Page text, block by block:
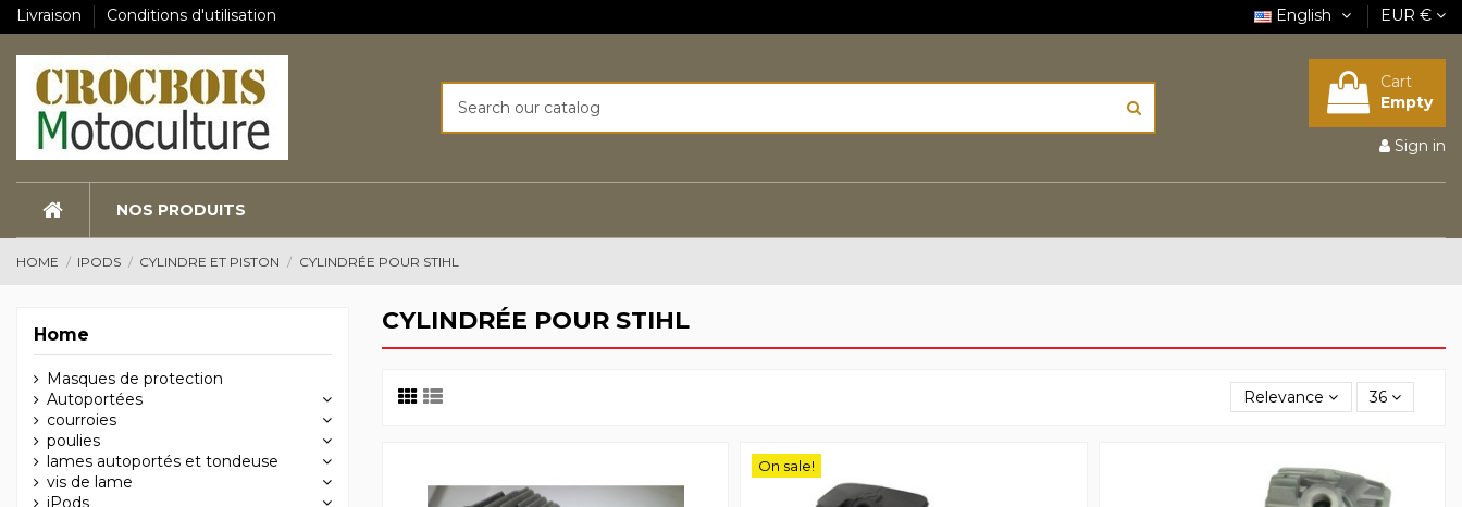
Livraison Conditions d'utilisation English EUR €
Cart
Empty
Sign in
NOS PRODUITS
HOME IPODS CYLINDRE ET PISTON CYLINDRÉE POUR STIHL
CYLINDRÉE POUR STIHL
Relevance 36
On sale!
Home
Masques de protection
Autoportées
courroies
poulies
lames autoportés et tondeuse
vis de lame
iPods